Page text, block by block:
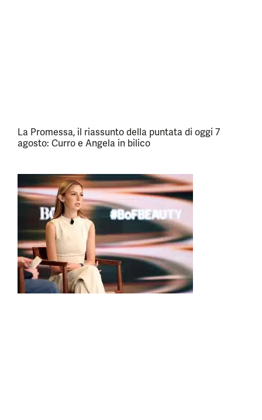
La Promessa, il riassunto della puntata di oggi 7
agosto: Curro e Angela in bilico